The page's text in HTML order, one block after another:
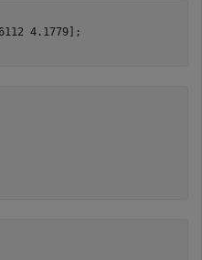
4.1779];